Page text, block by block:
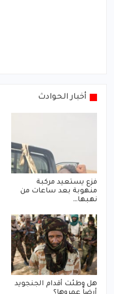
أخبار الحوادث
فزع يستعيد مركبة
منهوبة بعد ساعات من
نهبها…
هل وطئت أقدام الجنجويد